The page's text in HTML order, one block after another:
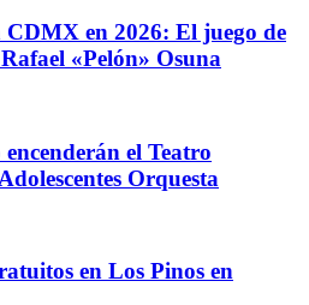
CDMX en 2026: El juego de
«Pelón» Osuna
el Teatro
Orquesta
en Los Pinos en